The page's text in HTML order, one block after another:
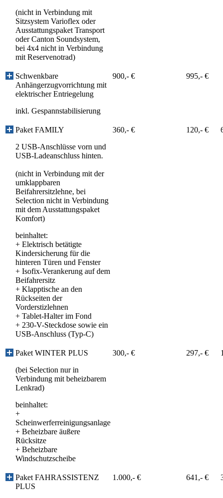
(nicht in Verbindung mit
Sitzsystem Varioflex oder
Ausstattungspaket Transport
oder Canton Soundsystem,
bei 4x4 nicht in Verbindung
mit Reservenotrad)
Schwenkbare
Anhängerzugvorrichtung mit
elektrischer Entriegelung
inkl. Gespannstabilisierung
900,- € 995,- €
Paket FAMILY
2 USB-Anschlüsse vorn und
USB-Ladeanschluss hinten.
(nicht in Verbindung mit der
umklappbaren
Beifahrersitzlehne, bei
Selection nicht in Verbindung
mit dem Ausstattungspaket
Komfort)
beinhaltet:
+ Elektrisch betätigte
Kindersicherung für die
hinteren Türen und Fenster
+ Isofix-Verankerung auf dem
Beifahrersitz
+ Klapptische an den
Rückseiten der
Vorderstizlehnen
+ Tablet-Halter im Fond
+ 230-V-Steckdose sowie ein
USB-Anschluss (Typ-C)
360,- € 120,- €
Paket WINTER PLUS
(bei Selection nur in
Verbindung mit beheizbarem
Lenkrad)
beinhaltet:
+
Scheinwerferreinigungsanlage
+ Beheizbare äußere
Rücksitze
+ Beheizbare
Windschutzscheibe
300,- € 297,- €
Paket FAHRASSISTENZ
PLUS
1.000,- € 641,- €